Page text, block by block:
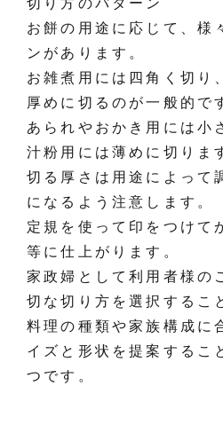
切り方のパターン
お餅の用途に応じて、様
ンがあります。
お雑煮用には四角く切り
厚めに切るのが一般的で
あられやおかき用には小
汁粉用には薄めに切りま
切る厚さは用途によって
になるよう注意します。
定規を使って印をつけて
等に仕上がります。
家政婦として利用者様の
切な切り方を選択するこ
料理の種類や家族構成に
イズと形状を提案するこ
つです。